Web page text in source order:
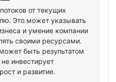
от текущих
Это может указывать
и умение компании
своими ресурсами.
быть результатом
инвестирует
и развитие.